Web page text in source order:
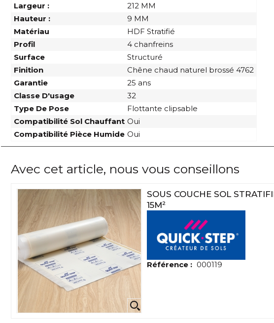
Largeur :
212 MM
Hauteur :
9 MM
Matériau
HDF Stratifié
Profil
4 chanfreins
Surface
Structuré
Finition
Chêne chaud naturel brossé 4762
Garantie
25 ans
Classe D'usage
32
Type De Pose
Flottante clipsable
Compatibilité Sol Chauffant Oui
Compatibilité Pièce Humide Oui
Avec cet article, nous vous conseillons
SOUS COUCHE SOL
15M²
Référence : 000119